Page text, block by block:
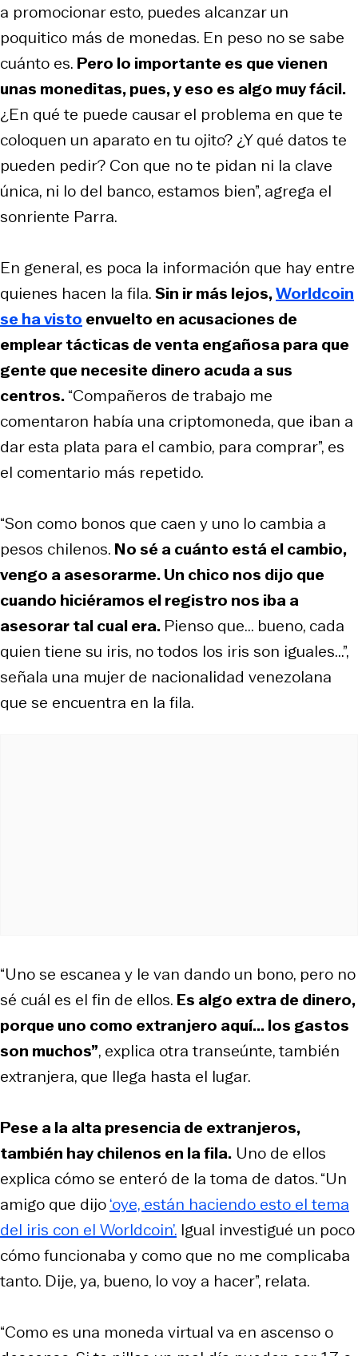
a promocionar esto, puedes alcanzar un
poquitico más de monedas. En peso no se sabe
cuánto es. Pero lo importante es que vienen
unas moneditas, pues, y eso es algo muy fácil.
¿En qué te puede causar el problema en que te
coloquen un aparato en tu ojito? ¿Y qué datos te
pueden pedir? Con que no te pidan ni la clave
única, ni lo del banco, estamos bien”, agrega el
sonriente Parra.
En general, es poca la información que hay entre
quienes hacen la fila.Sin ir más lejos,Worldcoin
se ha visto envuelto en acusaciones de
emplear tácticas de venta engañosa para que
gente que necesite dinero acuda a sus
centros.“Compañeros de trabajo me
comentaron había una criptomoneda, que iban a
dar esta plata para el cambio, para comprar”, es
el comentario más repetido.
“Son como bonos que caen y uno lo cambia a
pesos chilenos. No sé a cuánto está el cambio,
vengo a asesorarme. Un chico nos dijo que
cuando hiciéramos el registro nos iba a
asesorar tal cual era. Pienso que... bueno, cada
quien tiene su iris, no todos los iris son iguales...”,
señala una mujer de nacionalidad venezolana
que se encuentra en la fila.
“Uno se escanea y le van dando un bono, pero no
sé cuál es el fin de ellos. Es algo extra de dinero,
porque uno como extranjero aquí... los gastos
son muchos”, explica otra transeúnte, también
extranjera, que llega hasta el lugar.
Pese a la alta presencia de extranjeros,
también hay chilenos en la fila. Uno de ellos
explica cómo se enteró de la toma de datos. “Un
amigo que dijo‘oye, están haciendo esto el tema
del iris con el Worldcoin’. Igual investigué un poco
cómo funcionaba y como que no me complicaba
tanto. Dije, ya, bueno, lo voy a hacer”, relata.
“Como es una moneda virtual va en ascenso o